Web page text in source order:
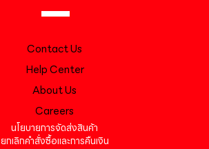
Contact Us
Help Center
About Us
Careers
นโยบายการจัดส่งสินค้า
ยกเลิกคำสั่งซื้อและการคืนเงิน